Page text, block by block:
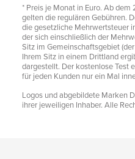
* Preis je Monat in Euro. Ab
gelten die regulären Gebühren.
die gesetzliche Mehrwertsteuer
der sich einschließlich der
Sitz im Gemeinschaftsgebiet
Ihrem Sitz in einem Drittland
dargestellt. Der kostenlose Test
für jeden Kunden nur ein Mal
Logos und abgebildete Marken
ihrer jeweiligen Inhaber. Alle